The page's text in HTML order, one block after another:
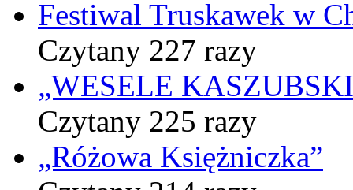
Festiwal Truskawek w
Czytany 227 razy
„WESELE
Czytany 225 razy
„Różowa Księżniczka”